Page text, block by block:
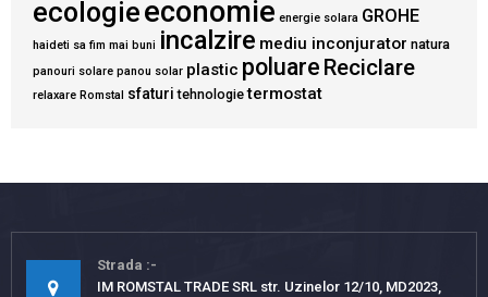
ecologieeconomie energie solara GROHE
haideti sa fim mai buni incalzire mediu inconjurator natura
panouri solare panou solar plastic poluare Reciclare
relaxare Romstal sfaturi tehnologie termostat
Strada
IM ROMSTAL TRADE SRL str. Uzinelor 12/10, MD2023,